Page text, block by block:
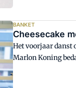
BANKET
Cheesecake
Het voorjaar danst
Marlon Koning